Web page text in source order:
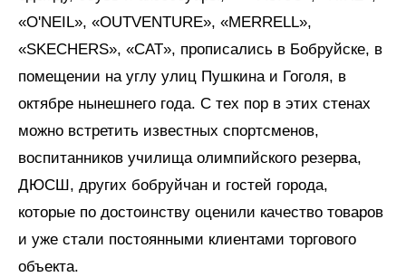
«O'NEIL», «OUTVENTURE», «MERRELL»,
«SKECHERS», «CAT», прописались в Бобруйске, в
помещении на углу улиц Пушкина и Гоголя, в
октябре нынешнего года. С тех пор в этих стенах
можно встретить известных спортсменов,
воспитанников училища олимпийского резерва,
ДЮСШ, других бобруйчан и гостей города,
которые по достоинству оценили качество товаров
и уже стали постоянными клиентами торгового
объекта.